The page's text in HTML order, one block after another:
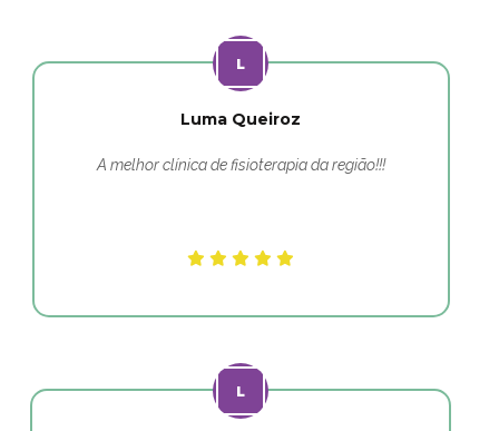
Luma Queiroz
A melhor clínica de fisioterapia da região!!!